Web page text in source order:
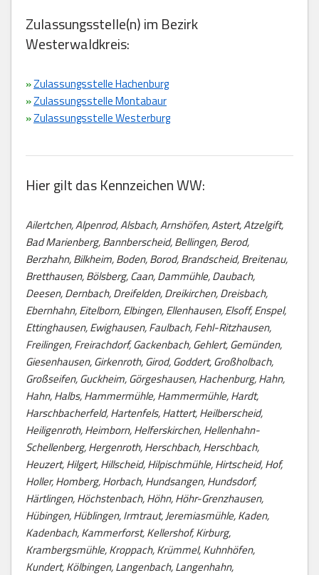
Zulassungsstelle(n) im Bezirk
Westerwaldkreis:
»Zulassungsstelle Hachenburg
»Zulassungsstelle Montabaur
»Zulassungsstelle Westerburg
Hier gilt das Kennzeichen WW:
Ailertchen, Alpenrod, Alsbach, Arnshöfen, Astert, Atzelgift,
Bad Marienberg, Bannberscheid, Bellingen, Berod,
Berzhahn, Bilkheim, Boden, Borod, Brandscheid, Breitenau,
Bretthausen, Bölsberg, Caan, Dammühle, Daubach,
Deesen, Dernbach, Dreifelden, Dreikirchen, Dreisbach,
Ebernhahn, Eitelborn, Elbingen, Ellenhausen, Elsoff, Enspel,
Ettinghausen, Ewighausen, Faulbach, Fehl-Ritzhausen,
Freilingen, Freirachdorf, Gackenbach, Gehlert, Gemünden,
Giesenhausen, Girkenroth, Girod, Goddert, Großholbach,
Großseifen, Guckheim, Görgeshausen, Hachenburg, Hahn,
Hahn, Halbs, Hammermühle, Hammermühle, Hardt,
Harschbacherfeld, Hartenfels, Hattert, Heilberscheid,
Heiligenroth, Heimborn, Helferskirchen, Hellenhahn-
Schellenberg, Hergenroth, Herschbach, Herschbach,
Heuzert, Hilgert, Hillscheid, Hilpischmühle, Hirtscheid, Hof,
Holler, Homberg, Horbach, Hundsangen, Hundsdorf,
Härtlingen, Höchstenbach, Höhn, Höhr-Grenzhausen,
Hübingen, Hüblingen, Irmtraut, Jeremiasmühle, Kaden,
Kadenbach, Kammerforst, Kellershof, Kirburg,
Krambergsmühle, Kroppach, Krümmel, Kuhnhöfen,
Kundert, Kölbingen, Langenbach, Langenhahn,